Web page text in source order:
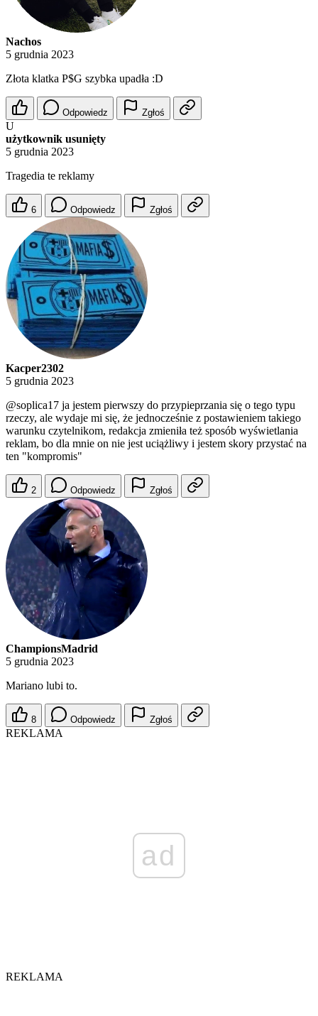
Nachos
5 grudnia 2023
Złota klatka P$G szybka upadła :D
Odpowiedz Zgłoś
U
użytkownik usunięty
5 grudnia 2023
Tragedia te reklamy
6 Odpowiedz Zgłoś
Kacper2302
5 grudnia 2023
@soplica17 ja jestem pierwszy do przypieprzania się o tego typu
rzeczy, ale wydaje mi się, że jednocześnie z postawieniem takiego
warunku czytelnikom, redakcja zmieniła też sposób wyświetlania
reklam, bo dla mnie on nie jest uciążliwy i jestem skory przystać na
ten "kompromis"
2 Odpowiedz Zgłoś
ChampionsMadrid
5 grudnia 2023
Mariano lubi to.
8 Odpowiedz Zgłoś
REKLAMA
ad
REKLAMA